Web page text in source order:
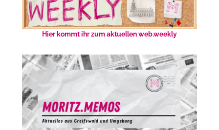
Hier kommt ihr zum aktuellen web.weekly